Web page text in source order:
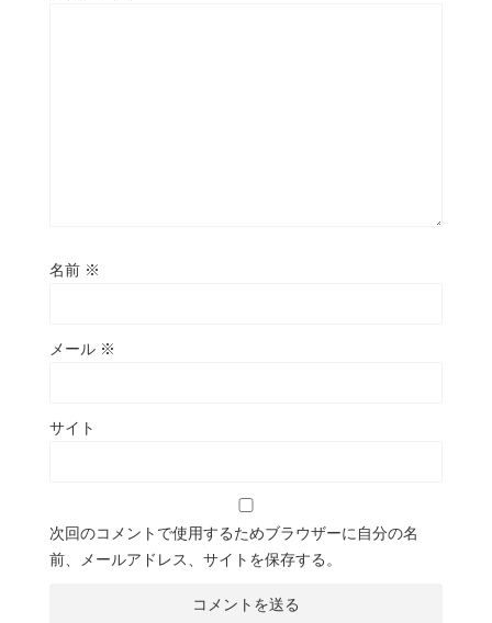
名前 ※
メール ※
サイト
次回のコメントで使用するためブラウザーに自分の名
前、メールアドレス、サイトを保存する。